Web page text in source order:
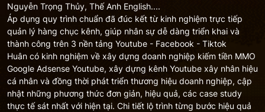
Nguyễn Trọng Thủy, Thế Anh English....
Áp dụng quy trình chuẩn đã đúc kết từ kinh nghiệm trực tiếp
quản lý hàng chục kênh, giúp nhân sự dễ dàng triển khai và
thành công trên 3 nền tảng Youtube - Facebook - Tiktok
Huân có kinh nghiệm về xây dựng doanh nghiệp kiếm tiền MMO
Google Adsense Youtube, xây dựng kênh Youtube xây nhân hiệu
cá nhân và đồng thời phát triển thương hiệu doanh nghiệp, cập
nhật những phương thức đơn giản, hiệu quả, các case study
thực tế sát nhất với hiện tại. Chi tiết lộ trình từng bước hiệu quả